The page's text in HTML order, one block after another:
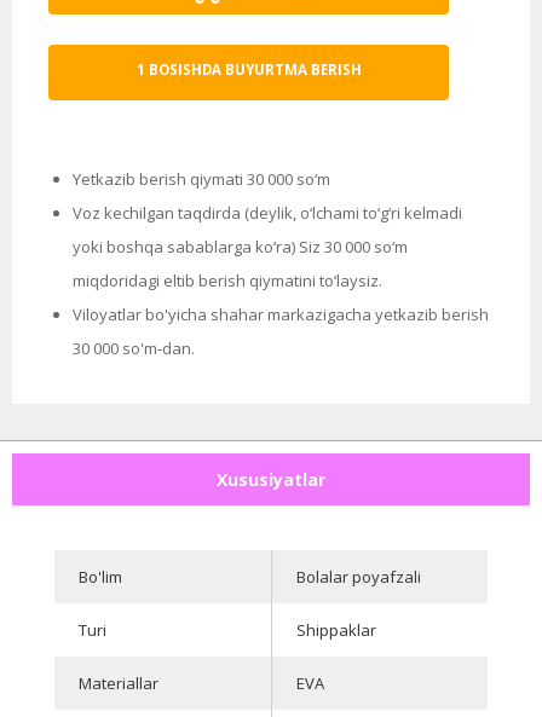
1 BOSISHDA BUYURTMA BERISH
Yetkazib berish qiymati 30 000 so‘m
Voz kechilgan taqdirda (deylik, o‘lchami to‘g‘ri kelmadi
yoki boshqa sabablarga ko‘ra) Siz 30 000 so‘m
miqdoridagi eltib berish qiymatini to‘laysiz.
Viloyatlar bo'yicha shahar markazigacha yetkazib berish
30 000 so'm-dan.
Xususiyatlar
Bo'lim Bolalar poyafzali
Turi Shippaklar
Materiallar EVA